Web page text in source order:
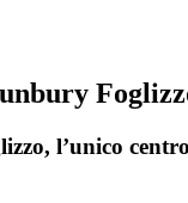
l’unico